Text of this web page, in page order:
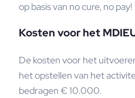
op basis van no cure, no pay!
Kosten voor het
De kosten voor het
het opstellen van het
bedragen € 10.000.